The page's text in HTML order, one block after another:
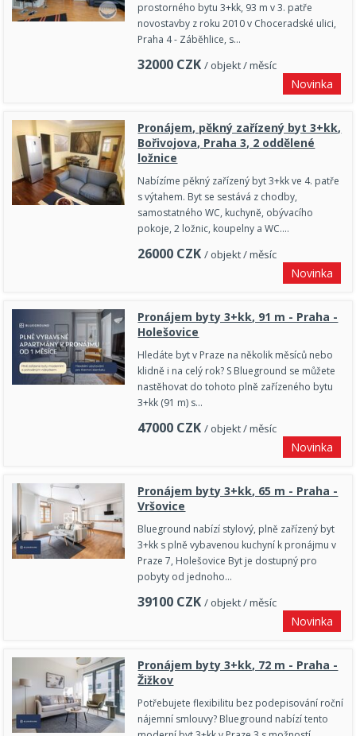
prostorného bytu 3+kk, 93 m v 3. patře
novostavby z roku 2010 v Choceradské ulici,
Praha 4 - Záběhlice, s…
32000 CZK / objekt / měsíc
Novinka
Pronájem, pěkný zařízený byt 3+kk,
Bořivojova, Praha 3, 2 oddělené
ložnice
Nabízíme pěkný zařízený byt 3+kk ve 4. patře
s výtahem. Byt se sestává z chodby,
samostatného WC, kuchyně, obývacího
pokoje, 2 ložnic, koupelny a WC.…
26000 CZK / objekt / měsíc
Novinka
Pronájem byty 3+kk, 91 m - Praha -
Holešovice
Hledáte byt v Praze na několik měsíců nebo
klidně i na celý rok? S Blueground se můžete
nastěhovat do tohoto plně zařízeného bytu
3+kk (91 m) s…
47000 CZK / objekt / měsíc
Novinka
Pronájem byty 3+kk, 65 m - Praha -
Vršovice
Blueground nabízí stylový, plně zařízený byt
3+kk s plně vybavenou kuchyní k pronájmu v
Praze 7, Holešovice Byt je dostupný pro
pobyty od jednoho…
39100 CZK / objekt / měsíc
Novinka
Pronájem byty 3+kk, 72 m - Praha -
Žižkov
Potřebujete flexibilitu bez podepisování roční
nájemní smlouvy? Blueground nabízí tento